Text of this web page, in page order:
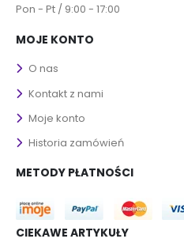
Pon - Pt / 9:00 - 17:00
MOJE KONTO
O nas
Kontakt z nami
Moje konto
Historia zamówień
METODY PŁATNOŚCI
CIEKAWE ARTYKUŁY